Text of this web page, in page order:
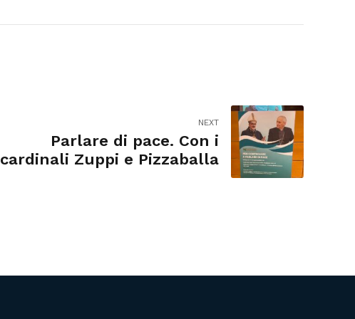
NEXT
Parlare di pace. Con i
cardinali Zuppi e Pizzaballa